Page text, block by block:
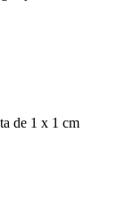
de 1 x 1 cm